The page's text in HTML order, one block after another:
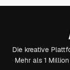
Die kreative
Mehr als 1